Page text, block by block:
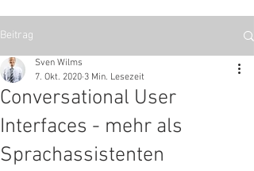
Beitrag
Conversational User
Interfaces - mehr als
Sprachassistenten
Sven Wilms
7. Okt. 2020 3 Min. Lesezeit